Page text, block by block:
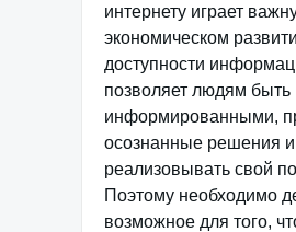
интернету играет
экономическом
доступности
позволяет людям быть
информированными,
осознанные решения и
реализовывать свой
Поэтому необходимо
возможное для того,